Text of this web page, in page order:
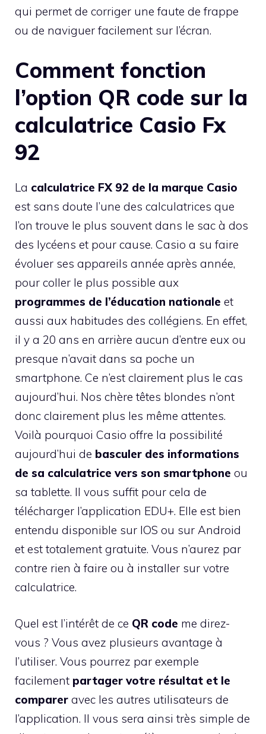
qui permet de corriger une faute de frappe
ou de naviguer facilement sur l’écran.
Comment fonction
l’option QR code sur la
calculatrice Casio Fx
92
La calculatrice FX 92 de la marque Casio
est sans doute l’une des calculatrices que
l’on trouve le plus souvent dans le sac à dos
des lycéens et pour cause. Casio a su faire
évoluer ses appareils année après année,
pour coller le plus possible aux
programmes de l’éducation nationale et
aussi aux habitudes des collégiens. En effet,
il y a 20 ans en arrière aucun d’entre eux ou
presque n’avait dans sa poche un
smartphone. Ce n’est clairement plus le cas
aujourd’hui. Nos chère têtes blondes n’ont
donc clairement plus les même attentes.
Voilà pourquoi Casio offre la possibilité
aujourd’hui de basculer des informations
de sa calculatrice vers son smartphone ou
sa tablette. Il vous suffit pour cela de
télécharger l’application EDU+. Elle est bien
entendu disponible sur IOS ou sur Android
et est totalement gratuite. Vous n’aurez par
contre rien à faire ou à installer sur votre
calculatrice.
Quel est l’intérêt de ce QR code me direz-
vous ? Vous avez plusieurs avantage à
l’utiliser. Vous pourrez par exemple
facilement partager votre résultat et le
comparer avec les autres utilisateurs de
l’application. Il vous sera ainsi très simple de